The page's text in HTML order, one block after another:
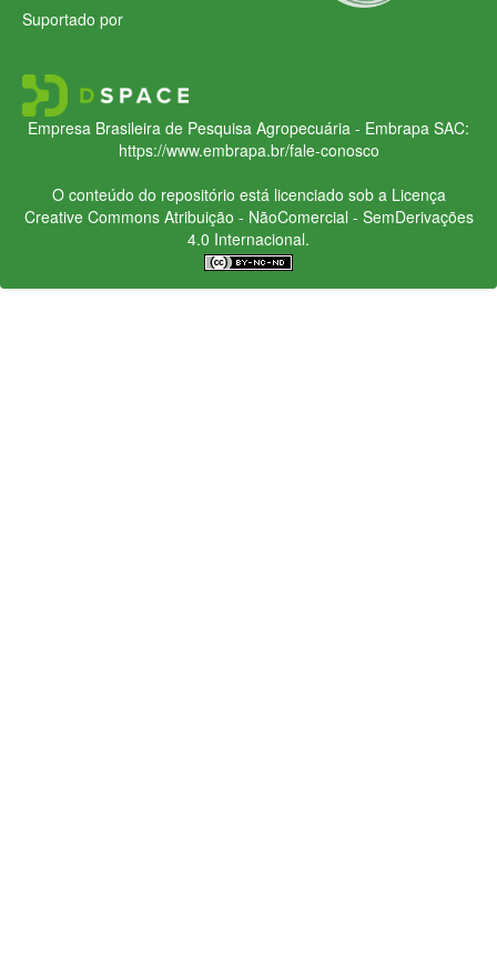
Suportado por
Empresa Brasileira de Pesquisa Agropecuária - Embrapa SAC:
https://www.embrapa.br/fale-conosco
O conteúdo do repositório está licenciado sob a Licença
Creative CommonsAtribuição - NãoComercial - SemDerivações
4.0 Internacional.